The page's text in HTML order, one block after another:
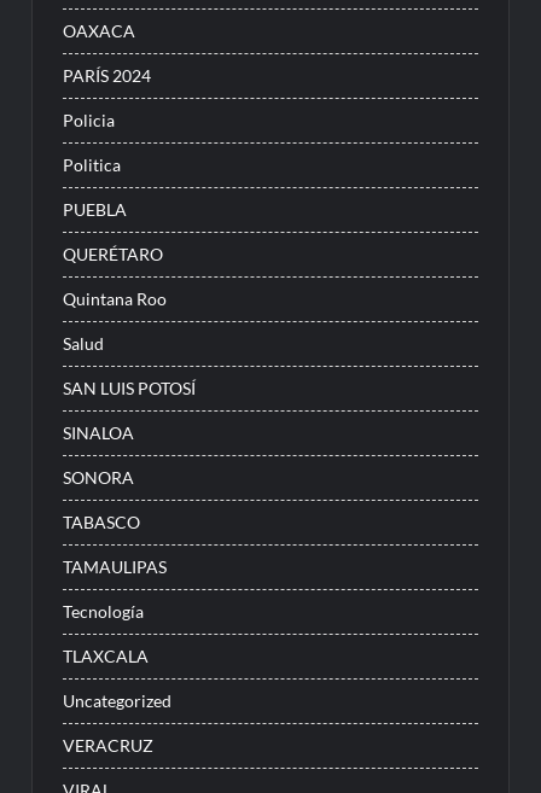
OAXACA
PARÍS 2024
Policia
Politica
PUEBLA
QUERÉTARO
Quintana Roo
Salud
SAN LUIS POTOSÍ
SINALOA
SONORA
TABASCO
TAMAULIPAS
Tecnología
TLAXCALA
Uncategorized
VERACRUZ